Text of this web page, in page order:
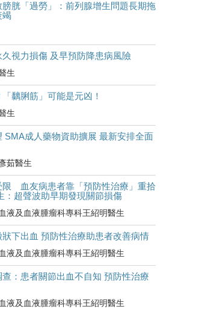
膀胱「過勞」：前列腺增生問題長期拖
竭
視力損傷 及早預防降患病風險
生
黐脷筋」可能是元凶！
生
SMA成人藥物資助擴展 最新安排全面
茹醫生
限 血友病患者靠「預防性治療」重拾
超聲波助早期發現關節損傷
液及血液腫瘤科專科王紹明醫生
狀下出血 預防性治療助患者改善病情
液及血液腫瘤科專科王紹明醫生
：患者關節出血不自知 預防性治療
液及血液腫瘤科專科王紹明醫生